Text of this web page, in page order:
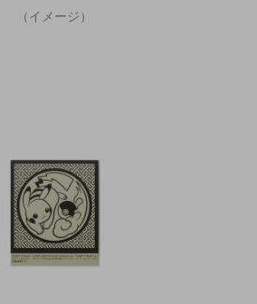
（イメージ）